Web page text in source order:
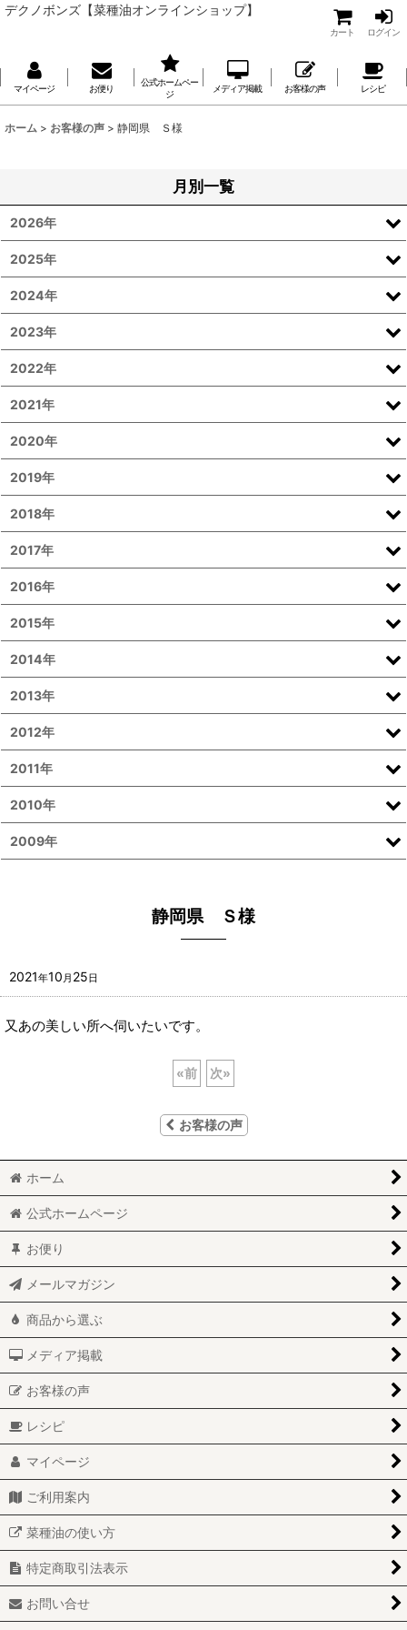
デクノボンズ【菜種油オンラインショップ】
カート ログイン
マイページ お便り
公式ホームペー
ジ
メディア掲載 お客様の声 レシピ
ホーム > お客様の声 > 静岡県 Ｓ様
静岡県 Ｓ様
2021年10 月 25日
又あの美しい所へ伺いたいです。
«前 次»
お客様の声
月別一覧
2026年
2025年
2024年
2023年
2022年
2021年
2020年
2019年
2018年
2017年
2016年
2015年
2014年
2013年
2012年
2011年
2010年
2009年
ホーム
公式ホームページ
お便り
メールマガジン
商品から選ぶ
メディア掲載
お客様の声
レシピ
マイページ
ご利用案内
菜種油の使い方
特定商取引法表示
お問い合せ